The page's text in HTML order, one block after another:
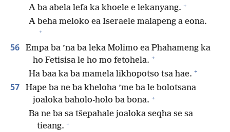
A ba abela lefa ka khoele e lekanyang. +
A beha meloko ea Iseraele malapeng a eona.
+
56
Empa ba ’na ba leka Molimo ea Phahameng ka
ho Fetisisa le ho mo fetohela. +
Ha baa ka ba mamela likhopotso tsa hae. +
57
Hape ba ne ba kheloha ’me ba le bolotsana
joaloka baholo-holo ba bona. +
Ba ne ba sa tšepahale joaloka seqha se sa
tieang. +